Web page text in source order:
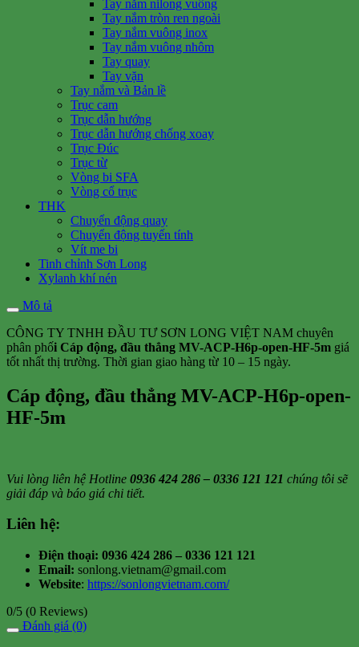
Tay nắm nilong vuông
Tay nắm tròn ren ngoài
Tay nắm vuông inox
Tay nắm vuông nhôm
Tay quay
Tay vặn
Tay nắm và Bản lề
Trục cam
Trục dẫn hướng
Trục dẫn hướng chống xoay
Trục Đúc
Trục từ
Vòng bi SFA
Vòng cổ trục
THK
Chuyển động quay
Chuyển động tuyến tính
Vít me bi
Tinh chỉnh Sơn Long
Xylanh khí nén
Mô tả
CÔNG TY TNHH ĐẦU TƯ SƠN LONG VIỆT NAM chuyên
phân phối Cáp động, đầu thẳng MV-ACP-H6p-open-HF-5m giá
tốt nhất thị trường. Thời gian giao hàng từ 10 – 15 ngày.
Cáp động, đầu thẳng MV-ACP-H6p-open-
HF-5m
Vui lòng liên hệ Hotline 0936 424 286 – 0336 121 121 chúng tôi sẽ
giải đáp và báo giá chi tiết.
Liên hệ:
Điện thoại: 0936 424 286 – 0336 121 121
Email: sonlong.vietnam@gmail.com
Website: https://sonlongvietnam.com/
0/5 (0 Reviews)
Đánh giá (0)